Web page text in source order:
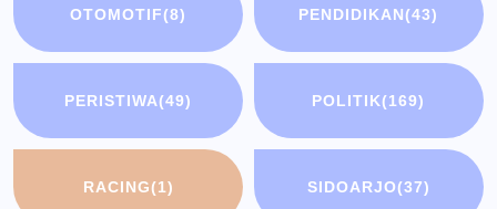
OTOMOTIF(8) PENDIDIKAN(43)
PERISTIWA(49) POLITIK(169)
RACING(1) SIDOARJO(37)